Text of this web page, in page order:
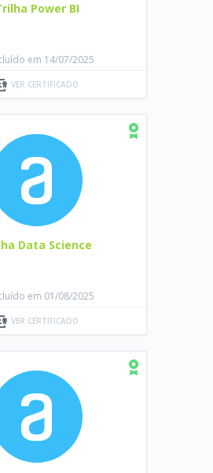
Power BI
em 14/07/2025
VER CERTIFICADO
Data Science
em 01/08/2025
VER CERTIFICADO